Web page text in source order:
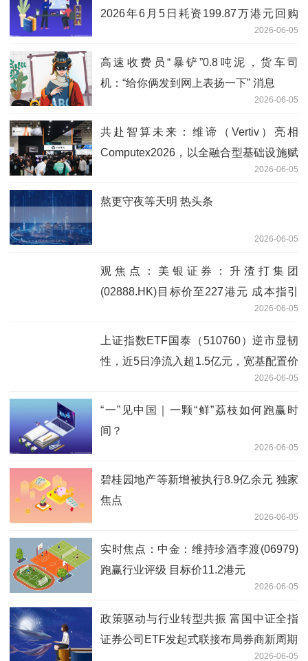
2026年6月5日耗资199.87万港元回购
2026-06-05
高速收费员“暴铲”0.8吨泥，货车司
机：“给你俩发到网上表扬一下” 消息
2026-06-05
共赴智算未来：维谛（Vertiv）亮相
Computex2026，以全融合型基础设施赋
2026-06-05
熬更守夜等天明 热头条
2026-06-05
观焦点：美银证券：升渣打集团
(02888.HK)目标价至227港元 成本指引
2026-06-05
上证指数ETF国泰（510760）逆市显韧
性，近5日净流入超1.5亿元，宽基配置价
2026-06-05
“一”见中国｜一颗“鲜”荔枝如何跑赢时
间？
2026-06-05
碧桂园地产等新增被执行8.9亿余元 独家
焦点
2026-06-05
实时焦点：中金：维持珍酒李渡(06979)
跑赢行业评级 目标价11.2港元
2026-06-05
政策驱动与行业转型共振 富国中证全指
证券公司ETF发起式联接布局券商新周期
2026-06-05